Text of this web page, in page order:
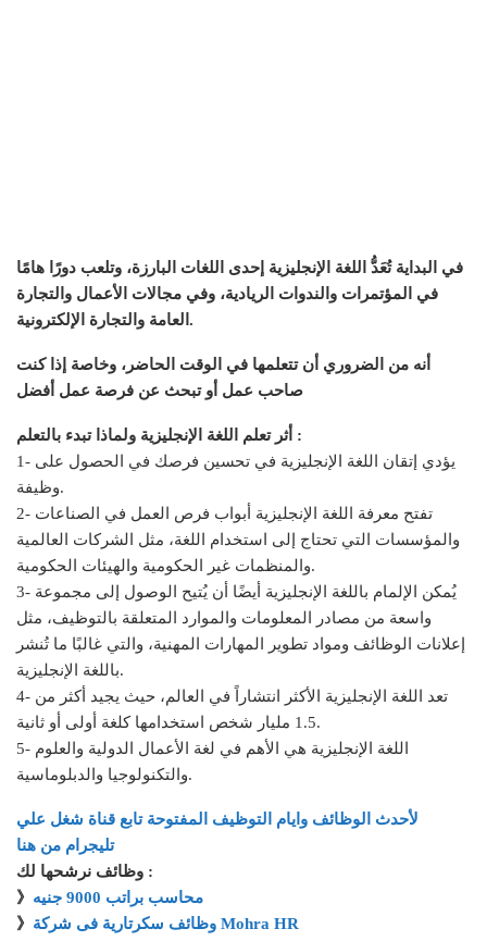
في البداية تُعَدُّ اللغة الإنجليزية إحدى اللغات البارزة، وتلعب دورًا هامًا
في المؤتمرات والندوات الريادية، وفي مجالات الأعمال والتجارة
العامة والتجارة الإلكترونية.
أنه من الضروري أن تتعلمها في الوقت الحاضر، وخاصة إذا كنت
صاحب عمل أو تبحث عن فرصة عمل أفضل
أثر تعلم اللغة الإنجليزية ولماذا تبدء بالتعلم :
1- يؤدي إتقان اللغة الإنجليزية في تحسين فرصك في الحصول على
وظيفة.
2- تفتح معرفة اللغة الإنجليزية أبواب فرص العمل في الصناعات
والمؤسسات التي تحتاج إلى استخدام اللغة، مثل الشركات العالمية
والمنظمات غير الحكومية والهيئات الحكومية.
3- يُمكن الإلمام باللغة الإنجليزية أيضًا أن يُتيح الوصول إلى مجموعة
واسعة من مصادر المعلومات والموارد المتعلقة بالتوظيف، مثل
إعلانات الوظائف ومواد تطوير المهارات المهنية، والتي غالبًا ما تُنشر
باللغة الإنجليزية.
4- تعد اللغة الإنجليزية الأكثر انتشاراً في العالم، حيث يجيد أكثر من
1.5 مليار شخص استخدامها كلغة أولى أو ثانية.
5- اللغة الإنجليزية هي الأهم في لغة الأعمال الدولية والعلوم
والتكنولوجيا والدبلوماسية.
لأحدث الوظائف وايام التوظيف المفتوحة تابع قناة شغل علي
تليجرام من هنا
وظائف نرشحها لك :
》
محاسب براتب 9000 جنيه
》
وظائف سكرتارية فى شركة Mohra HR